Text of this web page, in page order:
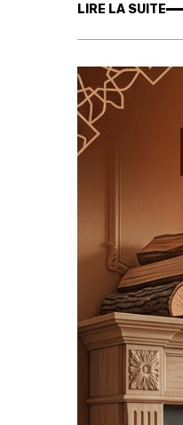
LIRE LA SUITE